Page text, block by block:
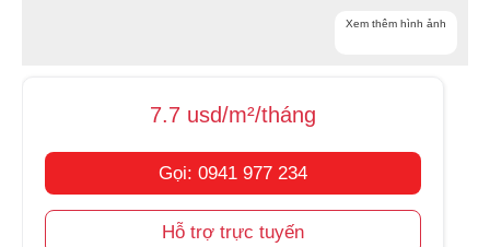
Xem thêm hình ảnh
7.7 usd/m²/tháng
Gọi: 0941 977 234
Hỗ trợ trực tuyến